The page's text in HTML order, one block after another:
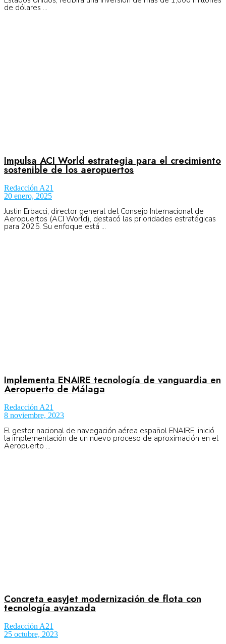
de dólares ...
Impulsa ACI World estrategia para el crecimiento
sostenible de los aeropuertos
Redacción A21
20 enero, 2025
Justin Erbacci, director general del Consejo Internacional de
Aeropuertos (ACI World), destacó las prioridades estratégicas
para 2025. Su enfoque está ...
Implementa ENAIRE tecnología de vanguardia en
Aeropuerto de Málaga
Redacción A21
8 noviembre, 2023
El gestor nacional de navegación aérea español ENAIRE, inició
la implementación de un nuevo proceso de aproximación en el
Aeropuerto ...
Concreta easyJet modernización de flota con
tecnología avanzada
Redacción A21
25 octubre, 2023